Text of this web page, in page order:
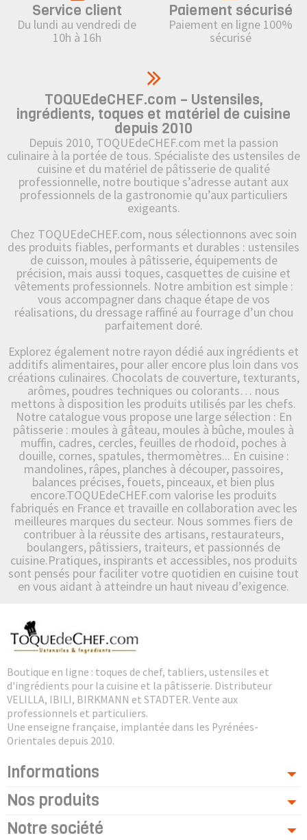
Service client
Du lundi au vendredi de
10h à 16h
Paiement sécurisé
Paiement en ligne 100%
sécurisé
TOQUEdeCHEF.com – Ustensiles,
ingrédients, toques et matériel de cuisine
depuis 2010
Depuis 2010, TOQUEdeCHEF.com met la passion
culinaire à la portée de tous. Spécialiste des ustensiles de
cuisine et du matériel de pâtisserie de qualité
professionnelle, notre boutique s’adresse autant aux
professionnels de la gastronomie qu’aux particuliers
exigeants.
Chez TOQUEdeCHEF.com, nous sélectionnons avec soin
des produits fiables, performants et durables : ustensiles
de cuisson, moules à pâtisserie, équipements de
précision, mais aussi toques, casquettes de cuisine et
vêtements professionnels. Notre ambition est simple :
vous accompagner dans chaque étape de vos
réalisations, du dressage raffiné au fourrage d’un chou
parfaitement doré.
Explorez également notre rayon dédié aux ingrédients et
additifs alimentaires, pour aller encore plus loin dans vos
créations culinaires. Chocolats de couverture, texturants,
arômes, poudres techniques ou colorants… nous
mettons à disposition les produits utilisés par les chefs.
Notre catalogue vous propose une large sélection : En
pâtisserie : moules à gâteau, moules à bûche, moules à
muffin, cadres, cercles, feuilles de rhodoïd, poches à
douille, cornes, spatules, thermomètres... En cuisine :
mandolines, râpes, planches à découper, passoires,
balances précises, fouets, pinceaux, et bien plus
encore.TOQUEdeCHEF.com valorise les produits
fabriqués en France et travaille en collaboration avec les
meilleures marques du secteur. Nous sommes fiers de
contribuer à la réussite des artisans, restaurateurs,
boulangers, pâtissiers, traiteurs, et passionnés de
cuisine.Pratiques, inspirants et accessibles, nos produits
sont pensés pour faciliter votre quotidien en cuisine tout
en vous aidant à atteindre un haut niveau d’exigence.
Boutique en ligne : toques de chef, tabliers, ustensiles et
d'ingrédients pour la cuisine et la pâtisserie. Distributeur
VELILLA, IBILI, BIRKMANN et STADTER. Vente aux
professionnels et particuliers.
Une enseigne française, implantée dans les Pyrénées-
Orientales depuis 2010.
Informations
Nos produits
Notre société